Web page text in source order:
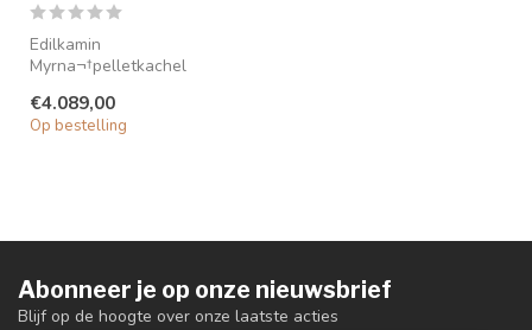
Edilkamin
Myrna¬†pelletkachel
duurzame¬†pelletkachel ...
€4.089,00
Op bestelling
Abonneer je op onze nieuwsbrief
Blijf op de hoogte over onze laatste acties